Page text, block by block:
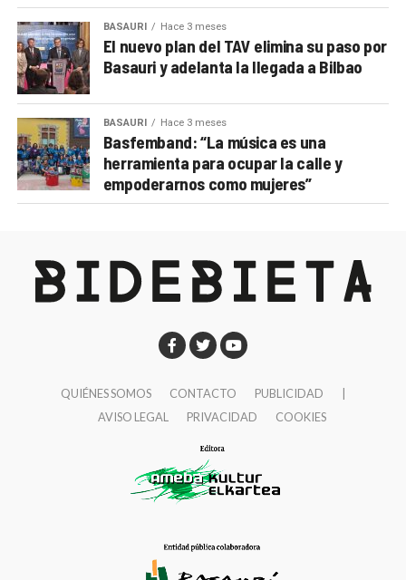
BASAURI Hace 3 meses
El nuevo plan del TAV elimina su paso por
Basauri y adelanta la llegada a Bilbao
BASAURI Hace 3 meses
Basfemband: “La música es una
herramienta para ocupar la calle y
empoderarnos como mujeres”
QUIÉNES SOMOS CONTACTO PUBLICIDAD
AVISO LEGAL
PRIVACIDAD COOKIES